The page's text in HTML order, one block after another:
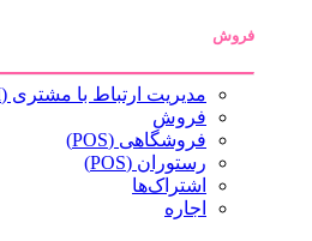
فروش
مدیریت ارتباط با مشتری (CRM)
فروش
فروشگاهی (POS)
رستوران (POS)
اشتراک‌ها
اجاره